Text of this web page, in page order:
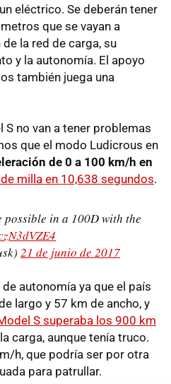
eléctrico. Se deberán tener
que se vayan a
la red de carga, su
y la autonomía. El apoyo
también juega una
S no van a tener problemas
que el modo Ludicrous en
de 0 a 100 km/h en
milla en 10,638 segundos.
possible in a 100D with the
21 de junio de 2017
autonomía ya que el país
largo y 57 km de ancho, y
S superaba los 900 km
carga, aunque tenía truco.
h, que podría ser por otra
para patrullar.